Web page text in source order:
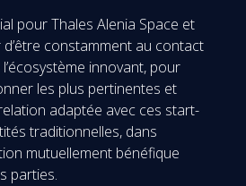
pour Thales Alenia Space et
d’être constamment au contact
innovant, pour
les plus pertinentes et
adaptée avec ces start-
traditionnelles, dans
mutuellement bénéfique
parties.